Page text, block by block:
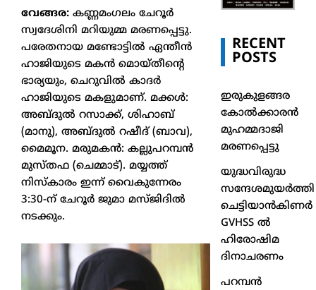
വേങ്ങര: കണ്ണമംഗലം ചേറൂർ
സ്വദേശിനി മറിയുമ്മ മരണപ്പെട്ടു.
പരേതനായ മണ്ടോട്ടിൽ ഏന്തീൻ
ഹാജിയുടെ മകൻ മൊയ്തീന്റെ
ഭാര്യയും, ചെറുവിൽ കാദർ
ഹാജിയുടെ മകളുമാണ്. മക്കൾ:
അബ്ദുൽ റസാക്ക്, ശിഹാബ്
(മാനു), അബ്ദുൽ റഷീദ് (ബാവ),
മൈമൂന. മരുമകൻ: കല്ലുപറമ്പൻ
മുസ്തഫ (ചെമ്മാട്). മയ്യത്ത്
നിസ്കാരം ഇന്ന് വൈകുന്നേരം
3:30-ന് ചേറൂർ ജുമാ മസ്ജിദിൽ
നടക്കും.
RECENT
POSTS
ഇരുകുളങ്ങര
കോൽക്കാരൻ
മുഹമ്മദാജി
മരണപ്പെട്ടു
യുദ്ധവിരുദ്ധ
സന്ദേശമുയർത്തി
ചെട്ടിയാൻകിണർ
GVHSS ൽ
ഹിരോഷിമ
ദിനാചരണം
പറമ്പൻ